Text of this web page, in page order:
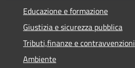
Educazione e formazione
Giustizia e sicurezza pubblica
Tributi,finanze e contravvenzioni
Ambiente